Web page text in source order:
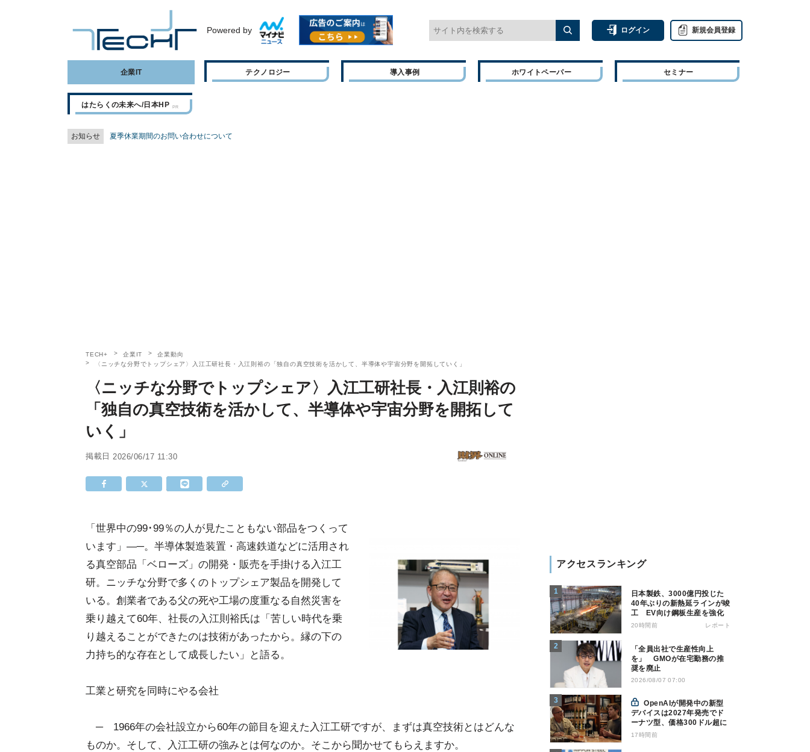
Powered by ログイン 新規会員登録
企業IT テクノロジー 導入事例 ホワイトペーパー セミナー
はたらくの未来へ/日本HP
お知らせ 夏季休業期間のお問い合わせについて
TECH+ 企業IT
企業動向
〈ニッチな分野でトップシェア〉入江工研社長・入江則裕の「独自の真空技術を活かして、半導体や宇宙分野を開拓していく」
〈ニッチな分野でトップシェア〉入江工研社長・入江則裕の
「独自の真空技術を活かして、半導体や宇宙分野を開拓して
いく」
掲載日 2026/06/17 11:30
「世界中の99･99％の人が見たこともない部品をつくって
います」―─。半導体製造装置・高速鉄道などに活用され
る真空部品「ベローズ」の開発・販売を手掛ける入江工
研。ニッチな分野で多くのトップシェア製品を開発して
いる。創業者である父の死や工場の度重なる自然災害を
乗り越えて60年、社長の入江則裕氏は「苦しい時代を乗
り越えることができたのは技術があったから。縁の下の
力持ち的な存在として成長したい」と語る。
工業と研究を同時にやる会社
─ 1966年の会社設立から60年の節目を迎えた入江工研ですが、まずは真空技術とはどんな
ものか。そして、入江工研の強みとは何なのか。そこから聞かせてもらえますか。
アクセスランキング
日本製鉄、3000億円投じた
40年ぶりの新熱延ラインが竣
工 EV向け鋼板生産を強化
20時間前 レポート
「全員出社で生産性向上
を」 GMOが在宅勤務の推
奨を廃止
2026/08/07 07:00
OpenAIが開発中の新型
デバイスは2027年発売でド
ーナツ型、価格300ドル超に
17時間前